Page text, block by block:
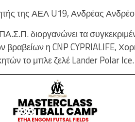
της ΑΕΛ U19, Ανδρέας
διοργανώνει τα
η CNP CYPRIALIFE,
το μπλε ζελέ Lander Polar Ice.